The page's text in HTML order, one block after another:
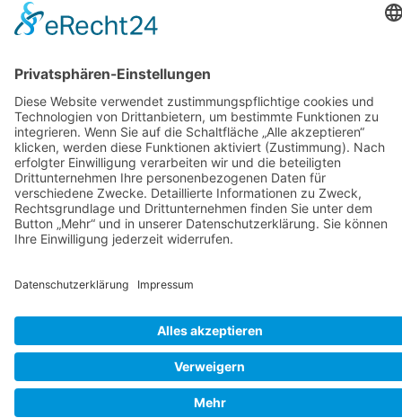
Steingasse 5
34613 Schwalmstadt
Tel.06691 8077899
Gesetzliches
Impressum
Datenschutzerklärung
Cookie-Einstellungen
Schließen